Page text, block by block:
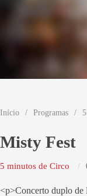
Início / Programas /
Misty Fest
5 minutos de Circo
<p>Concerto duplo